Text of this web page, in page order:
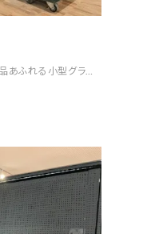
あふれる小型グランド。